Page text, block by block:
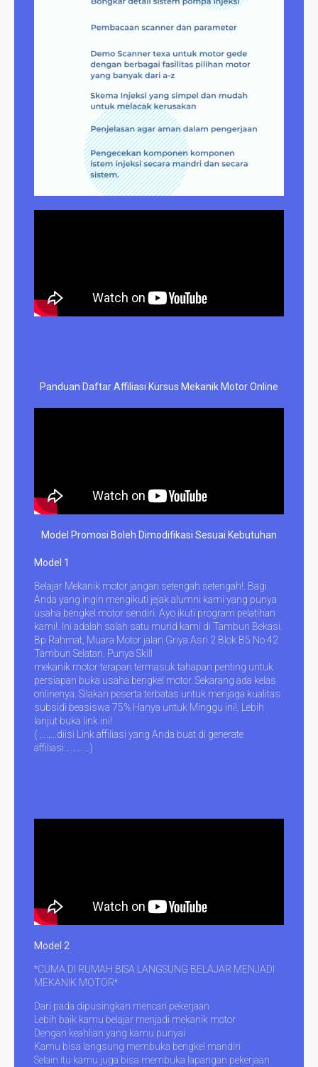
Panduan Daftar Affiliasi Kursus Mekanik Motor Online
Model Promosi Boleh Dimodifikasi Sesuai Kebutuhan
Model 1
Belajar Mekanik motor jangan setengah setengah!. Bagi
Anda yang ingin mengikuti jejak alumni kami yang punya
usaha bengkel motor sendiri. Ayo ikuti program pelatihan
kami!. Ini adalah salah satu murid kami di Tambun Bekasi.
Bp Rahmat, Muara Motor jalan Griya Asri 2 Blok B5 No 42
Tambun Selatan. Punya Skill
mekanik motor terapan termasuk tahapan penting untuk
persiapan buka usaha bengkel motor. Sekarang ada kelas
onlinenya. Silakan peserta terbatas untuk menjaga kualitas
subsidi beasiswa 75% Hanya untuk Minggu ini!. Lebih
lanjut buka link ini!
( ……..diisi Link affiliasi yang Anda buat di generate
affiliasi…………)
Model 2
*CUMA DI RUMAH BISA LANGSUNG BELAJAR MENJADI
MEKANIK MOTOR*
Dari pada dipusingkan mencari pekerjaan
Lebih baik kamu belajar menjadi mekanik motor
Dengan keahlian yang kamu punyai
Kamu bisa langsung membuka bengkel mandiri
Selain itu kamu juga bisa membuka lapangan pekerjaan